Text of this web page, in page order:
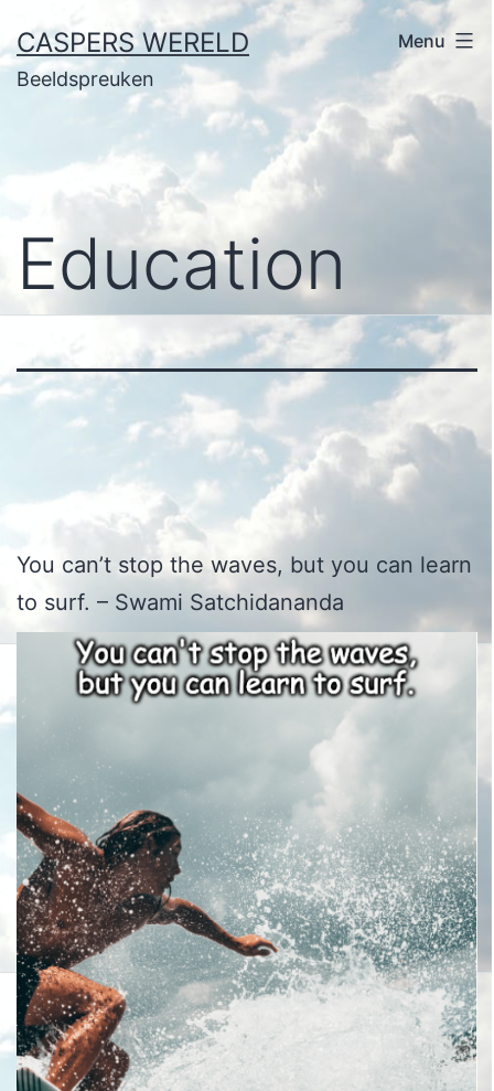
naar
de
CASPERS WERELD
Beeldspreuken
Menu
Education
You can’t stop the waves, but you can learn
to surf. – Swami Satchidananda